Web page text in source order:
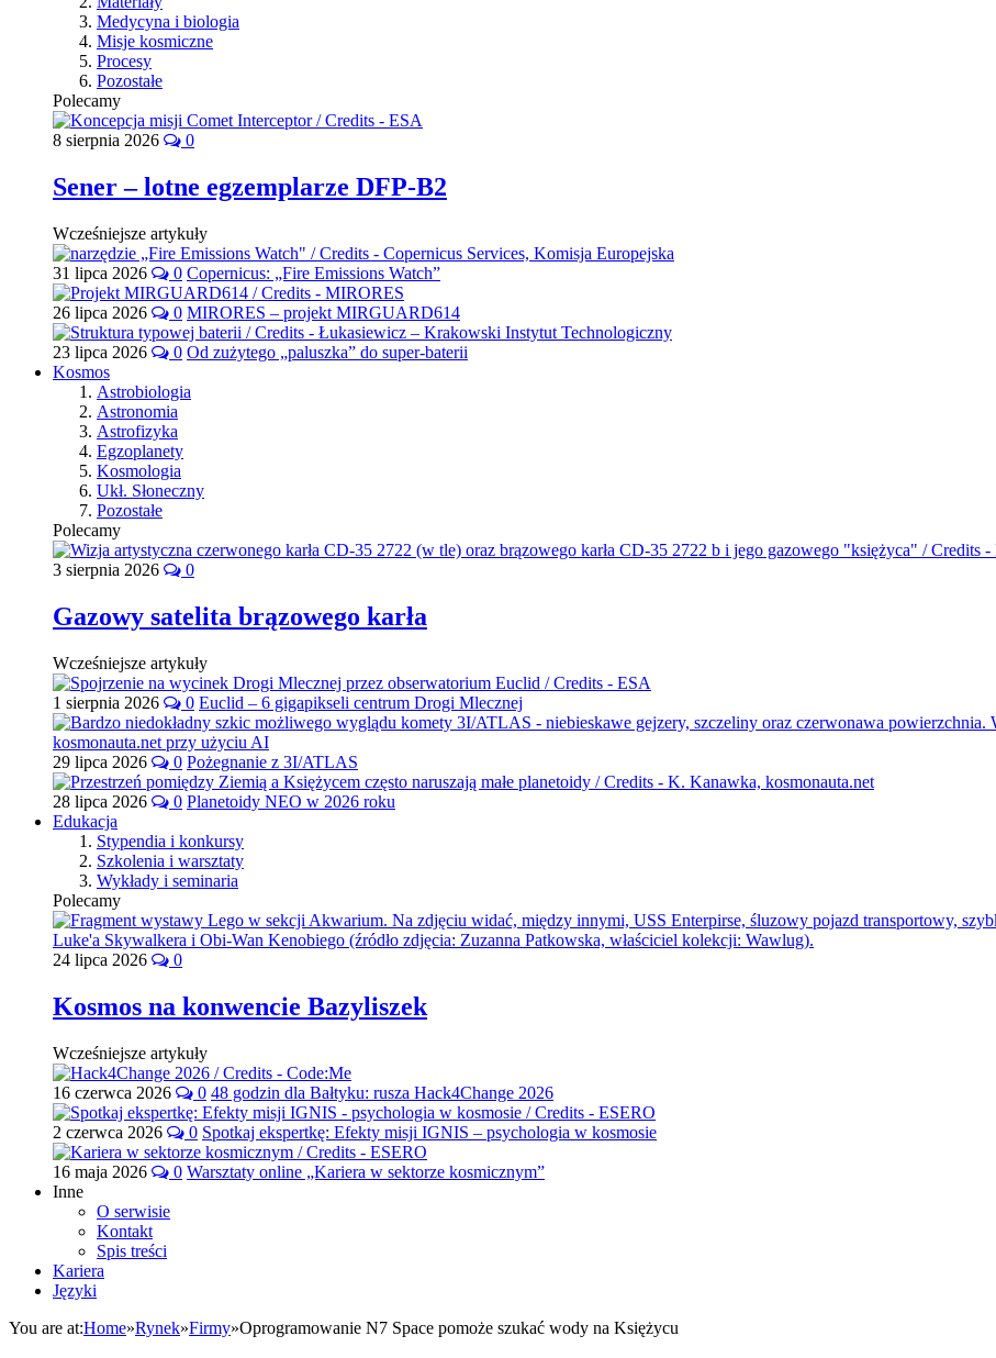
Medycyna i biologia
Misje kosmiczne
Procesy
Pozostałe
Polecamy
8 sierpnia 2026 0
Sener – lotne egzemplarze DFP-B2
Wcześniejsze artykuły
31 lipca 2026 0 Copernicus: „Fire Emissions Watch”
26 lipca 2026 0 MIRORES – projekt MIRGUARD614
23 lipca 2026 0 Od zużytego „paluszka” do super-baterii
Kosmos
Astrobiologia
Astronomia
Astrofizyka
Egzoplanety
Kosmologia
Ukł. Słoneczny
Pozostałe
Polecamy
3 sierpnia 2026 0
Gazowy satelita brązowego karła
Wcześniejsze artykuły
1 sierpnia 2026 0 Euclid – 6 gigapikseli centrum Drogi Mlecznej
29 lipca 2026 0 Pożegnanie z 3I/ATLAS
28 lipca 2026 0 Planetoidy NEO w 2026 roku
Edukacja
Stypendia i konkursy
Szkolenia i warsztaty
Wykłady i seminaria
Polecamy
24 lipca 2026 0
Kosmos na konwencie Bazyliszek
Wcześniejsze artykuły
16 czerwca 2026 0 48 godzin dla Bałtyku: rusza Hack4Change 2026
2 czerwca 2026 0 Spotkaj ekspertkę: Efekty misji IGNIS – psychologia w kosmosie
16 maja 2026 0 Warsztaty online „Kariera w sektorze kosmicznym”
Inne
O serwisie
Kontakt
Spis treści
Kariera
Języki
You are at:Home»Rynek»Firmy»Oprogramowanie N7 Space pomoże szukać wody na Księżycu